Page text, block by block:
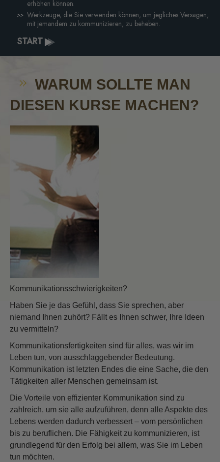
erhöhen können.
Werkzeuge, die Sie verwenden können, um jegliches Versagen,
mit jemandem zu kommunizieren, zu beheben.
START
WARUM SOLLTE MAN
DIESEN KURSE MACHEN?
Kommunikationsschwierigkeiten?
Haben Sie je das Gefühl, dass Sie sprechen, aber
niemand Ihnen zuhört? Fällt es Ihnen schwer, Ihre Ideen
zu vermitteln?
Kommunikationsfertigkeiten sind für alles, was wir im
Leben tun, von ausschlaggebender Bedeutung.
Kommunikation ist letzten Endes die eine Sache, die den
Tätigkeiten aller Menschen gemeinsam ist.
Die Vorteile von effizienter Kommunikation sind zu
zahlreich, um sie alle aufzuführen, denn alle Aspekte des
Lebens werden dadurch verbessert – vom persönlichen
bis zu beruflichen. Die Fähigkeit zu kommunizieren, ist
grundlegend für den Erfolg bei allem, was Sie im Leben
tun möchten.